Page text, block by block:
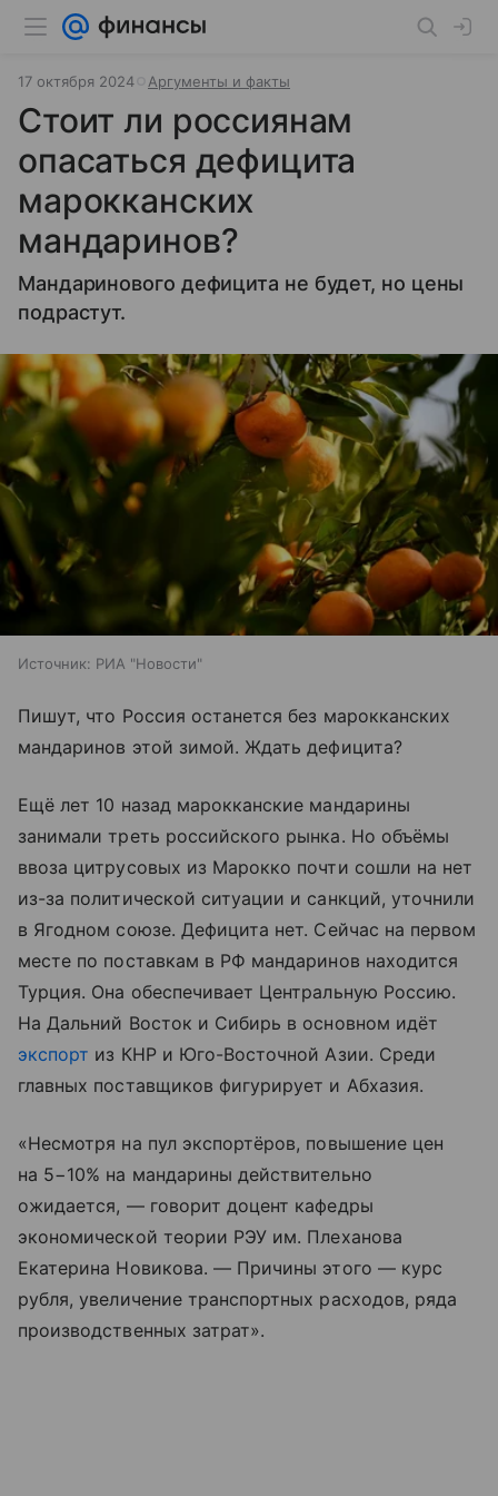
17 октября 2024 Аргументы и факты
Стоит ли россиянам
опасаться дефицита
марокканских
мандаринов?
Мандаринового дефицита не будет, но цены
подрастут.
Источник: РИА "Новости"
Пишут, что Россия останется без марокканских
мандаринов этой зимой. Ждать дефицита?
Ещё лет 10 назад марокканские мандарины
занимали треть российского рынка. Но объёмы
ввоза цитрусовых из Марокко почти сошли на нет
из-за политической ситуации и санкций, уточнили
в Ягодном союзе. Дефицита нет. Сейчас на первом
месте по поставкам в РФ мандаринов находится
Турция. Она обеспечивает Центральную Россию.
На Дальний Восток и Сибирь в основном идёт
экспорт из КНР и Юго-Восточной Азии. Среди
главных поставщиков фигурирует и Абхазия.
«Несмотря на пул экс­портёров, повышение цен
на 5−10% на мандарины действительно
ожидается, — говорит доцент кафедры
экономической теории РЭУ им. Плеханова
Екатерина Новикова. — Причины этого — курс
рубля, увеличение транспортных расходов, ряда
производственных затрат».